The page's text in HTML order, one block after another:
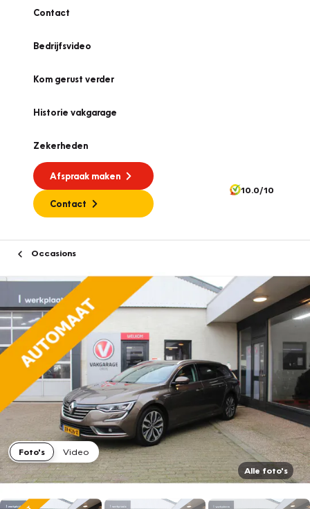
Contact
Bedrijfsvideo
Kom gerust verder
Historie vakgarage
Zekerheden
Afspraak maken
Contact
10.0/10
Occasions
Foto's
Video
Alle foto's